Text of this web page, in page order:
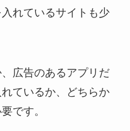
れているサイトも少
広告のあるアプリだ
ているか、どちらか
です。